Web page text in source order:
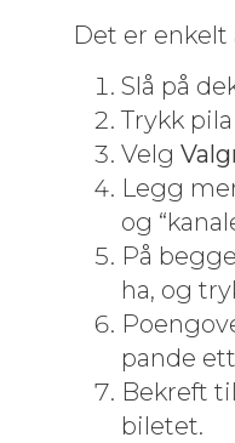
Det er
Slå på
Trykk
Velg
Legg
og
På
ha, og
pande
Bekreft
biletet.